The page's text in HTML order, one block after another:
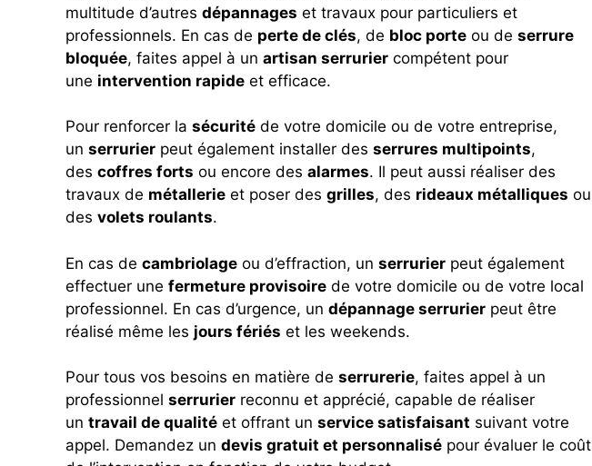
multitude d’autres dépannages et travaux pour particuliers et
professionnels. En cas de perte de clés, de bloc porte ou de serrure
bloquée, faites appel à un artisan serrurier compétent pour
une intervention rapide et efficace.
Pour renforcer la sécurité de votre domicile ou de votre entreprise,
un serrurier peut également installer des serrures multipoints,
des coffres forts ou encore des alarmes. Il peut aussi réaliser des
travaux de métallerie et poser des grilles, des rideaux métalliques ou
des volets roulants.
En cas de cambriolage ou d’effraction, un serrurier peut également
effectuer une fermeture provisoire de votre domicile ou de votre local
professionnel. En cas d’urgence, un dépannage serrurier peut être
réalisé même les jours fériés et les weekends.
Pour tous vos besoins en matière de serrurerie, faites appel à un
professionnel serrurier reconnu et apprécié, capable de réaliser
un travail de qualité et offrant un service satisfaisant suivant votre
appel. Demandez un devis gratuit et personnalisé pour évaluer le coût